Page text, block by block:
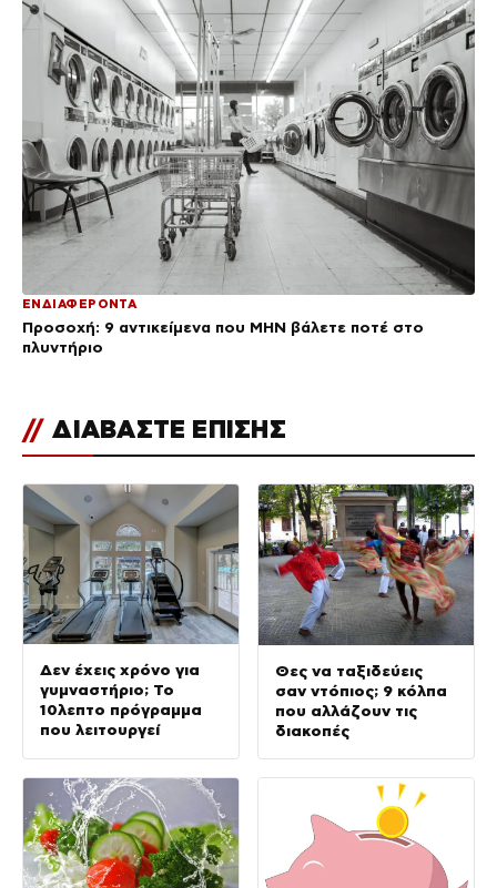
ΕΝΔΙΑΦΕΡΟΝΤΑ
Προσοχή: 9 αντικείμενα που ΜΗΝ βάλετε ποτέ στο
πλυντήριο
// ΔΙΑΒΑΣΤΕ ΕΠΙΣΗΣ
Δεν έχεις χρόνο για
γυμναστήριο; Το
10λεπτο πρόγραμμα
που λειτουργεί
Θες να ταξιδεύεις
σαν ντόπιος; 9 κόλπα
που αλλάζουν τις
διακοπές